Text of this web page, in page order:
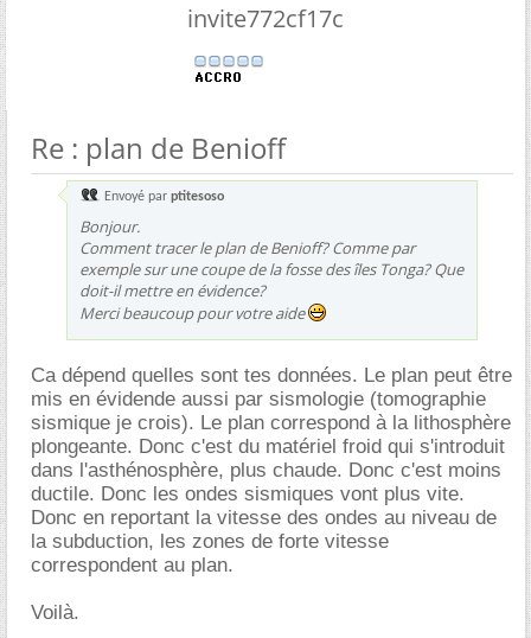
invite772cf17c
Re : plan de Benioff
Envoyé par ptitesoso
Bonjour.
Comment tracer le plan de Benioff? Comme par
exemple sur une coupe de la fosse des îles Tonga? Que
doit-il mettre en évidence?
Merci beaucoup pour votre aide
Ca dépend quelles sont tes données. Le plan peut être
mis en évidende aussi par sismologie (tomographie
sismique je crois). Le plan correspond à la lithosphère
plongeante. Donc c'est du matériel froid qui s'introduit
dans l'asthénosphère, plus chaude. Donc c'est moins
ductile. Donc les ondes sismiques vont plus vite.
Donc en reportant la vitesse des ondes au niveau de
la subduction, les zones de forte vitesse
correspondent au plan.
Voilà.